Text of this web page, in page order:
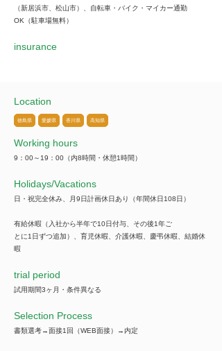
（新居浜市、松山市）、自転車・バイク・マイカー通勤
OK（駐車場無料）
insurance
Location
徳島県 愛媛県 香川県 高知県
Working hours
9：00～19：00（内8時間・休憩1時間）
​Holidays/Vacations
日・祝完全休み、月9日計画休日あり（年間休日108日）
有給休暇（入社から半年で10日付与、その後1年ご
とに1日ずつ追加）、育児休暇、介護休暇、慶弔休暇、結婚休
暇
trial period
試用期間3ヶ月・条件異なる
Selection Process
書類選考→面接1回（WEB面接）→内定